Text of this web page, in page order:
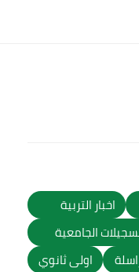
اخبار التربية
الجامعية
اولى ثانوي